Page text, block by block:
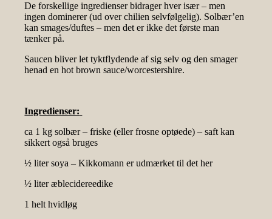
De forskellige ingredienser bidrager hver især – men
ingen dominerer (ud over chilien selvfølgelig). Solbær’en
kan smages/duftes – men det er ikke det første man
tænker på.
Saucen bliver let tyktflydende af sig selv og den smager
henad en hot brown sauce/worcestershire.
Ingredienser:
ca 1 kg solbær – friske (eller frosne optøede) – saft kan
sikkert også bruges
½ liter soya – Kikkomann er udmærket til det her
½ liter æblecidereedike
1 helt hvidløg